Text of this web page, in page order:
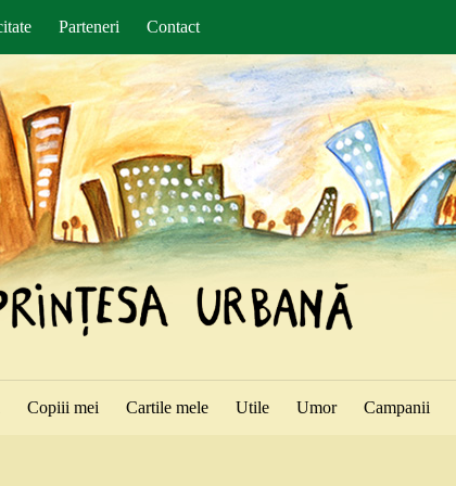
Parteneri Contact
Copiii mei Cartile mele Utile Umor Campanii